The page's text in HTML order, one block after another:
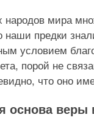
мира
наши предки
условием
порой не
что оно
основа